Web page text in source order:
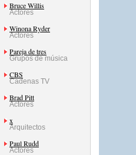
Bruce Willis
Actores
Winona Ryder
Actores
Pareja de tres
Grupos de música
CBS
Cadenas TV
Brad Pitt
Actores
x
Arquitectos
Paul Rudd
Actores